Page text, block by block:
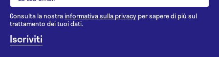
Consulta la nostrainformativa sulla privacy per sapere di più sul
trattamento dei tuoi dati.